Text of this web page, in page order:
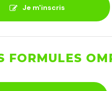
Je m'inscris
FORMULES